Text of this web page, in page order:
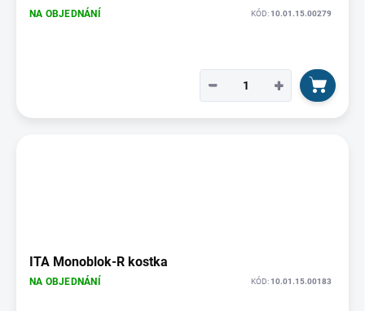
NA OBJEDNÁNÍ KÓD:10.01.15.00279
+
−
ITA Monoblok-R kostka
NA OBJEDNÁNÍ KÓD:10.01.15.00183